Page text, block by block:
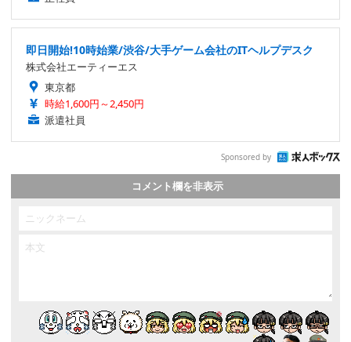
即日開始!10時始業/渋谷/大手ゲーム会社のITヘルプデスク
株式会社エーティーエス
東京都
時給1,600円～2,450円
派遣社員
Sponsored by
コメント欄を非表示